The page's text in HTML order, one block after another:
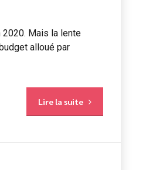
Mais la lente
alloué par
Lire la suite